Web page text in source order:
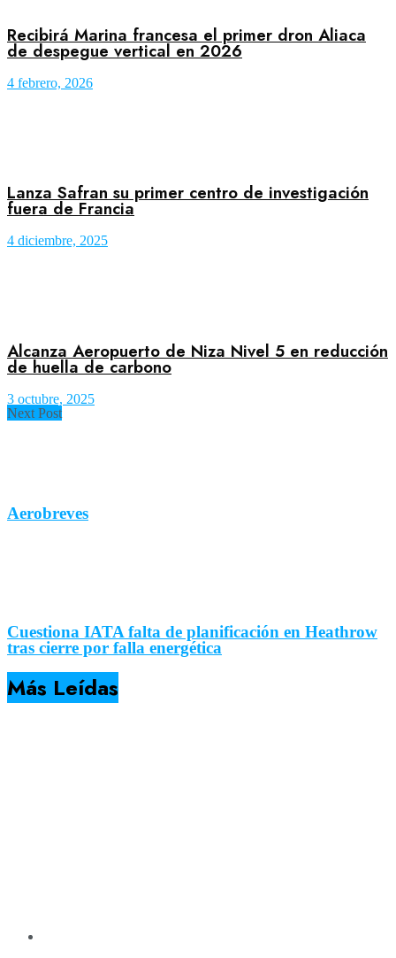
Recibirá Marina francesa el primer dron Aliaca
de despegue vertical en 2026
4 febrero, 2026
Lanza Safran su primer centro de investigación
fuera de Francia
4 diciembre, 2025
Alcanza Aeropuerto de Niza Nivel 5 en reducción
de huella de carbono
3 octubre, 2025
Next Post
Aerobreves
Cuestiona IATA falta de planificación en Heathrow
tras cierre por falla energética
Más Leídas